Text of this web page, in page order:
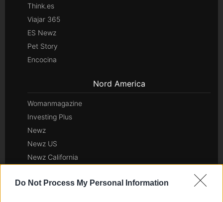
Do Not Process My Personal Information
Think.es
Viajar 365
ES Newz
Pet Story
Encocina
Nord America
Womanmagazine
Investing Plus
Newz
Newz US
Newz California
Newz Florida